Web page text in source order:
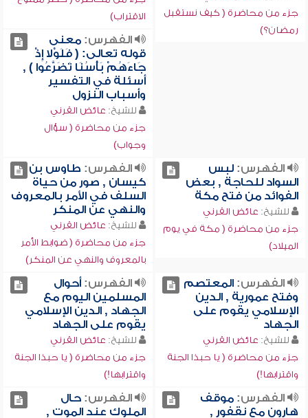
جزء من محاضرة ( كيف نستقبل
رمضان؟)
الاقتراب)
الفهرس:معنى
قوله تعالى: ( فَلَوْلا إِذْ
جَاءَهُمْ بَأْسُنَا تَضَرَّعُوا ) ,
أسئلة في التفسير
وأسباب النزول
للشيخ: عائض القرني
جزء من محاضرة ( سؤال
وجواب)
الفهرس:لبس
السواد للحاجة , بعض
الفوائد من فتح مكة
للشيخ: عائض القرني
جزء من محاضرة ( مكة في يوم
الميلاد)
الفهرس: طاوس بن
كيسان , صور من حياة
السلف في الأمر بالمعروف
والنهي عن المنكر
للشيخ: عائض القرني
جزء من محاضرة ( ضوابط الأمر
بالمعروف والنهي عن المنكر)
الفهرس:المعتصم
وفتح عمورية , الدين
الإسلامي يقوم على
الجهاد
للشيخ: عائض القرني
جزء من محاضرة ( يا حبذا الجنة
واقترابها!)
الفهرس:أحوال
المسلمين اليوم مع
الجهاد , الدين الإسلامي
يقوم على الجهاد
للشيخ: عائض القرني
جزء من محاضرة ( يا حبذا الجنة
واقترابها!)
الفهرس:موقف
هارون مع نقفور ,
الفهرس:حال
الملوك عند الموت ,